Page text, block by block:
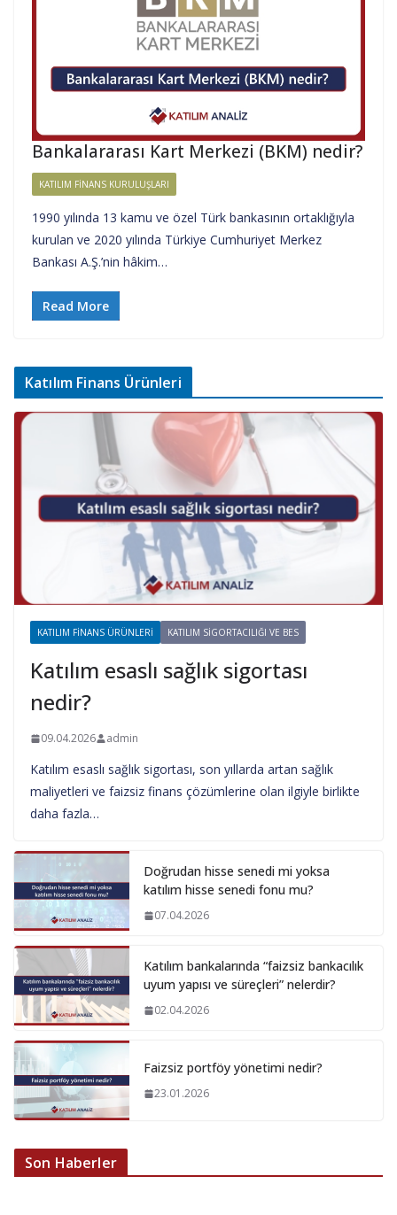
Bankalararası Kart Merkezi (BKM) nedir?
KATILIM FINANS KURULUŞLARI
1990 yılında 13 kamu ve özel Türk bankasının ortaklığıyla
kurulan ve 2020 yılında Türkiye Cumhuriyet Merkez
Bankası A.Ş.’nin hâkim…
Read More
Katılım Finans Ürünleri
KATILIM FINANS ÜRÜNLERI KATILIM SIGORTACILIĞI VE BES
Katılım esaslı sağlık sigortası
nedir?
09.04.2026 admin
Katılım esaslı sağlık sigortası, son yıllarda artan sağlık
maliyetleri ve faizsiz finans çözümlerine olan ilgiyle birlikte
daha fazla…
Doğrudan hisse senedi mi yoksa
katılım hisse senedi fonu mu?
07.04.2026
Katılım bankalarında “faizsiz bankacılık
uyum yapısı ve süreçleri” nelerdir?
02.04.2026
Faizsiz portföy yönetimi nedir?
23.01.2026
Son Haberler